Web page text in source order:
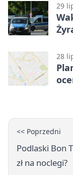
29
28
<< Poprzedni
Podlaski Bon
zł na noclegi?